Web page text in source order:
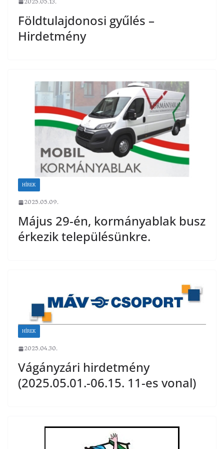
Földtulajdonosi gyűlés –
Hirdetmény
HÍREK
2025.05.09.
Május 29-én, kormányablak busz
érkezik településünkre.
HÍREK
2025.04.30.
Vágányzári hirdetmény
(2025.05.01.-06.15. 11-es vonal)